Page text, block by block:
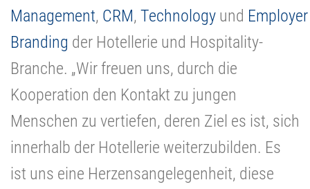
Management, CRM, Technology und Employer
Branding der Hotellerie und Hospitality-
Branche. „Wir freuen uns, durch die
Kooperation den Kontakt zu jungen
Menschen zu vertiefen, deren Ziel es ist, sich
innerhalb der Hotellerie weiterzubilden. Es
ist uns eine Herzensangelegenheit, diese